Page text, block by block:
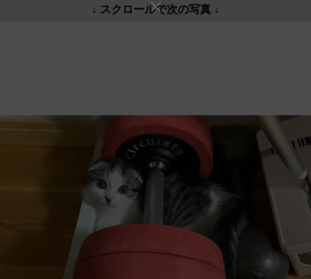
↓ スクロールで次の写真 ↓